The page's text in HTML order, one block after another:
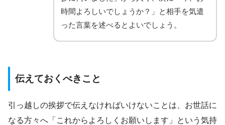
時間よろしいでしょうか？」と相手を気遣
った言葉を述べるとよいでしょう。
伝えておくべきこと
引っ越しの挨拶で伝えなければいけないことは、お世話に
なる方々へ「これからよろしくお願いします」という気持